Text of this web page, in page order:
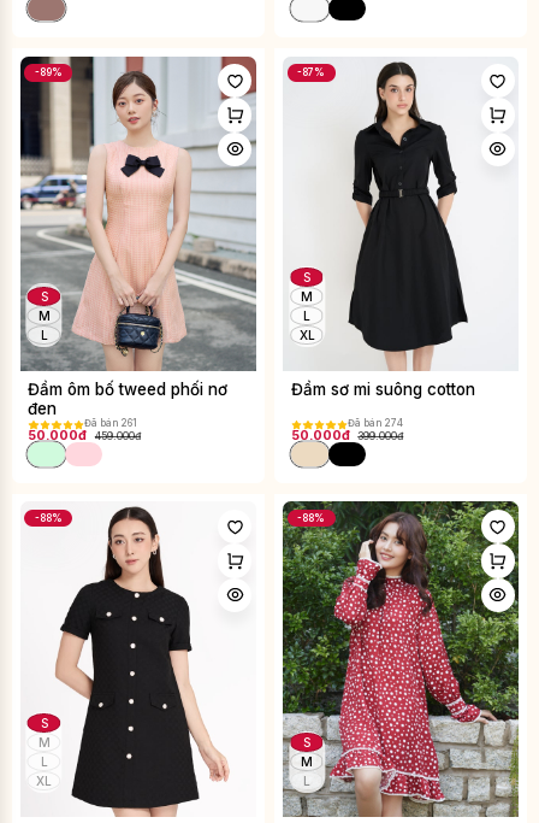
-89%
S
M
L
Đầm ôm bố tweed phối nơ
đen
Đã bán 261
50.000đ 459.000đ
-87%
S
M
L
XL
Đầm sơ mi suông cotton
Đã bán 274
50.000đ 399.000đ
-88%
S
M
XL
-88%
S
M